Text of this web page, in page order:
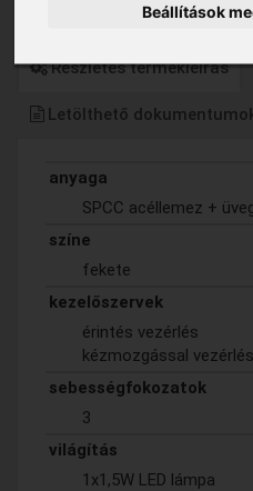
Beállítások
Részletes termékleírás
Letölthető
anyaga
SPCC acéllemez +
színe
fekete
kezelőszervek
érintés vezérlés
kézmozgással vezérlés
sebességfokozatok
3
világítás
1x1,5W LED lámpa